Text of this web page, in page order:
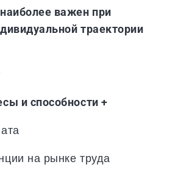
важен при
траектории
и способности +
на рынке труда